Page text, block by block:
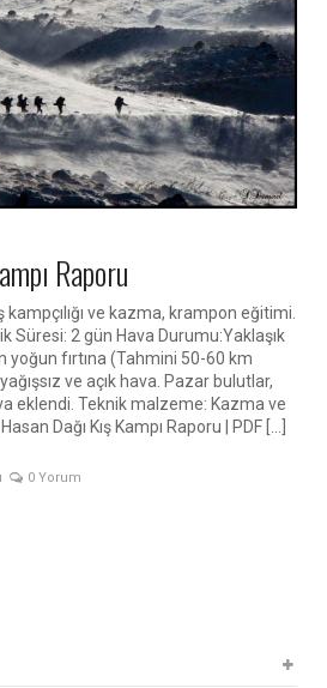
Raporu
kampçılığı ve kazma, krampon eğitimi.
Süresi: 2 gün Hava Durumu:Yaklaşık
fırtına (Tahmini 50-60 km
ve açık hava. Pazar bulutlar,
eklendi. Teknik malzeme: Kazma ve
Dağı Kış Kampı Raporu | PDF […]
0 Yorum